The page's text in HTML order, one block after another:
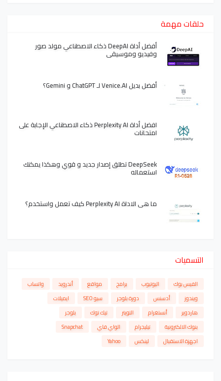
حلقات مهمة
أفضل أداة DeepAI ذكاء الاصطناعي مولد صور
وفيديو وموسيقى
أفضل بديل Venice.AI لـ ChatGPT و Gemini؟
افضل أداة Perplexity AI ذكاء الاصطناعي الإجابة على
امتحانات
DeepSeek تطلق إصدار جديد و قوي وهكذا يمكنك
استعماله
ما هي الاداة Perplexity AI كيف تعمل واستخدم؟
التسميات
الفيس بوك اليوتيوب برامج مواقع أندرويد
واتساب
ويندوز
أدسنس دورة بلوجر سيو SEO
ايميلات
هاردوير
أنستغرام التويتر تيك توك
بلوجر
بنوك الالكترونية
تيليجرام الواي فاي
Snapchat
اجهزة الاستقبال
لينكس Yahoo